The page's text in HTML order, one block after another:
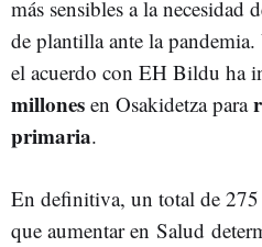
más sensibles a la necesidad
de plantilla ante la pandemia.
el acuerdo con EH Bildu ha
millones en Osakidetza para
primaria.
En definitiva, un total de
que aumentar en Salud